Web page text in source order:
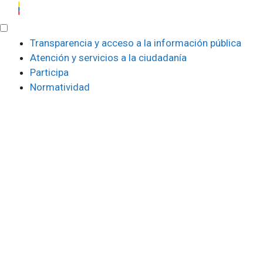
Saltar
al
Transparencia y acceso a la información pública
Atención y servicios a la ciudadanía
Participa
Normatividad